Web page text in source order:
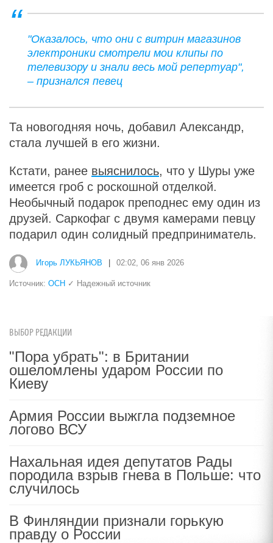
"Оказалось, что они с витрин магазинов
электроники смотрели мои клипы по
телевизору и знали весь мой репертуар",
– признался певец
Та новогодняя ночь, добавил Александр,
стала лучшей в его жизни.
Кстати, ранее выяснилось, что у Шуры уже
имеется гроб с роскошной отделкой.
Необычный подарок преподнес ему один из
друзей. Саркофаг с двумя камерами певцу
подарил один солидный предприниматель.
Игорь ЛУКЬЯНОВ 02:02, 06 янв 2026
Источник: ОСН ✓ Надежный источник
ВЫБОР РЕДАКЦИИ
"Пора убрать": в Британии
ошеломлены ударом России по
Киеву
Армия России выжгла подземное
логово ВСУ
Нахальная идея депутатов Рады
породила взрыв гнева в Польше: что
случилось
В Финляндии признали горькую
правду о России